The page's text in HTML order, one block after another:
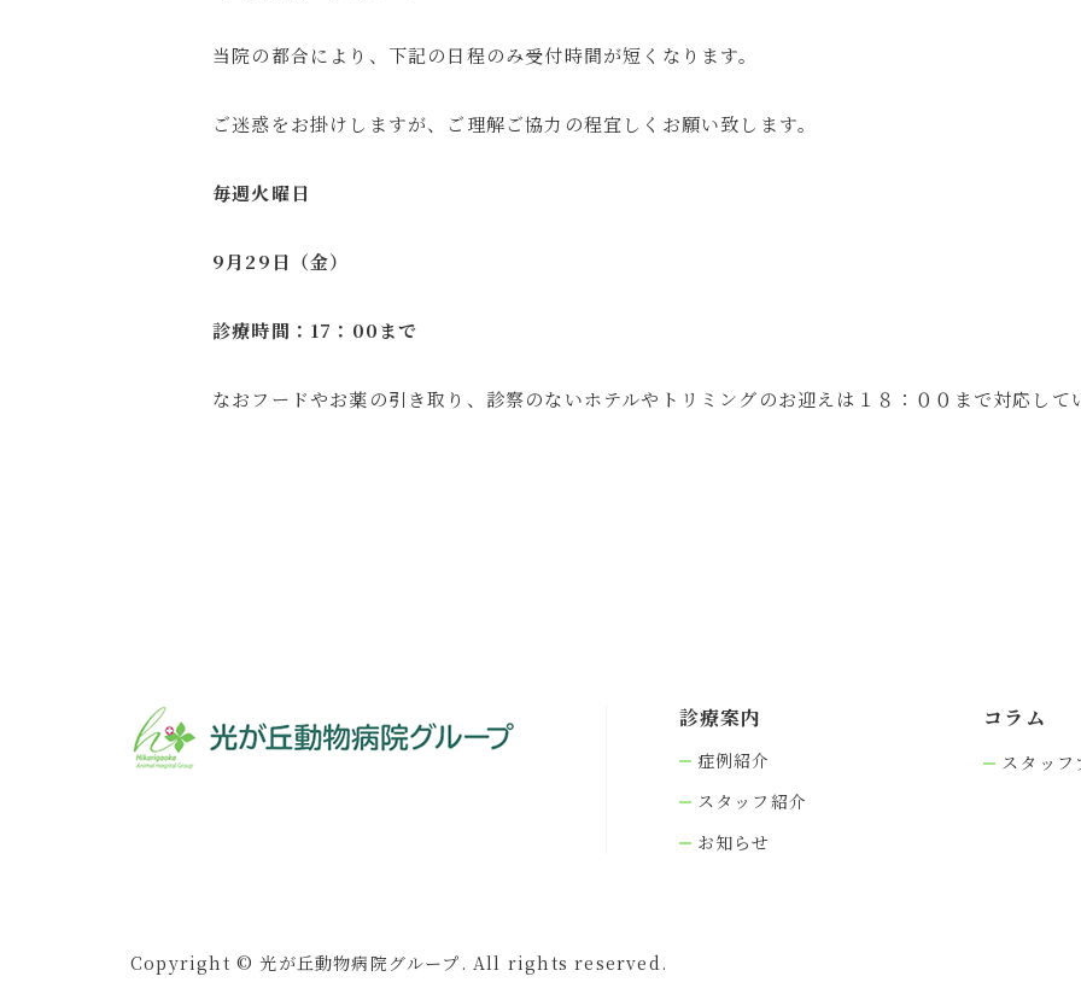
当院の都合により、下記の日程のみ受付時間が短くなります。
ご迷惑をお掛けしますが、ご理解ご協力の程宜しくお願い致します。
毎週火曜日
9月29日（金）
診療時間：17：00まで
なおフードやお薬の引き取り、診察のないホテルやトリミングのお迎えは１８：００まで対応して
診療案内
症例紹介
スタッフ紹介
お知らせ
コラム
スタッフ
Copyright © 光が丘動物病院グループ. All rights reserved.